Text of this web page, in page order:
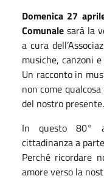
Domenica 27
Comunale sarà la
a cura
musiche, canzoni
Un racconto in
non come
del nostro presente.
In questo 80°
cittadinanza a
Perché ricordare
amore verso la